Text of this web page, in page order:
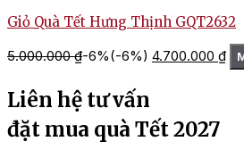
Giỏ Quà Tết Hưng Thịnh GQT2632
5.000.000₫-6%(-6%) Giá
gốc
4.700.000 ₫Giá
Liên hệ tư vấn
đặt mua quà Tết 2027